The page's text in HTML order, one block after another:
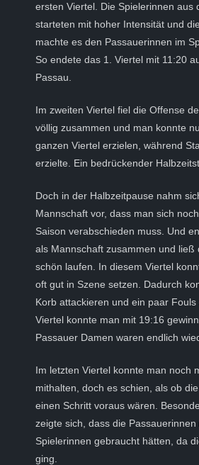
ersten Viertel. Die Spielerinnen aus
starteten mit hoher Intensität und
machte es den Passauerinnen im
So endete das 1. Viertel mit 11:20
Passau.
Im zweiten Viertel fiel die Offense
völlig zusammen und man konnte
ganzen Viertel erzielen, während
erzielte. Ein bedrückender
Doch in der Halbzeitpause nahm
Mannschaft vor, dass man sich
Saison verabschieden muss. Und
als Mannschaft zusammen und ließ
schön laufen. In diesem Viertel
oft gut in Szene setzen. Dadurch
Korb attackieren und ein paar
Viertel konnte man mit 19:16
Passauer Damen waren endlich
Im letzten Viertel konnte man noch
mithalten, doch es schien, als ob
einen Schritt voraus wären.
zeigte sich, dass die Passauerinnen
Spielerinnen gebraucht hätten, da
ging.